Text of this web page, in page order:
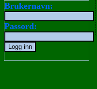
Brukernavn:
Passord: